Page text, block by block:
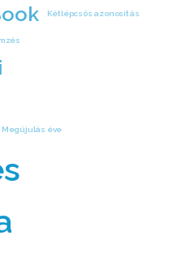
Kétlépcsős azonosítás
Megújulás éve